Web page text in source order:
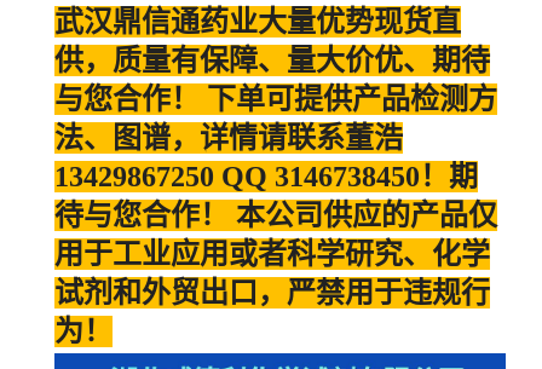
武汉鼎信通药业大量优势现货直
供，质量有保障、量大价优、期待
与您合作！ 下单可提供产品检测方
法、图谱，详情请联系董浩
13429867250 QQ 3146738450！期
待与您合作！ 本公司供应的产品仅
用于工业应用或者科学研究、化学
试剂和外贸出口，严禁用于违规行
为！